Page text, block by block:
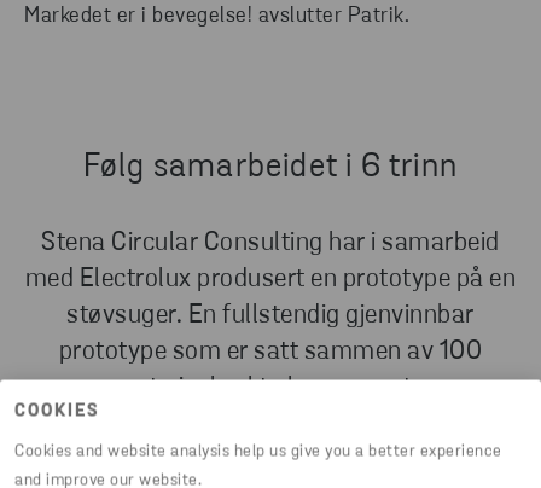
COOKIES
Cookies and website analysis help us give you a better experience
and improve our website.
Markedet er i bevegelse! avslutter Patrik.
Følg samarbeidet i 6 trinn
Stena Circular Consulting har i samarbeid
med Electrolux produsert en prototype på en
støvsuger. En fullstendig gjenvinnbar
prototype som er satt sammen av 100
prosent gjenbrukte komponenter og